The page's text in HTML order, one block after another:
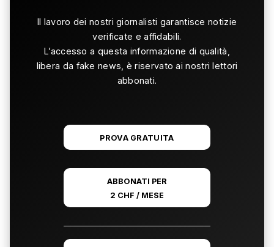
Il lavoro dei nostri giornalisti garantisce notizie
verificate e affidabili.
L’accesso a questa informazione di qualità,
libera da fake news, è riservato ai nostri lettori
abbonati.
PROVA GRATUITA
ABBONATI PER
2 CHF / MESE